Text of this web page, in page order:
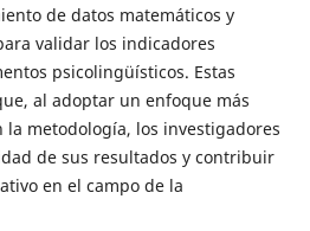
de datos matemáticos y
validar los indicadores
psicolingüísticos. Estas
al adoptar un enfoque más
la metodología, los investigadores
de sus resultados y contribuir
en el campo de la